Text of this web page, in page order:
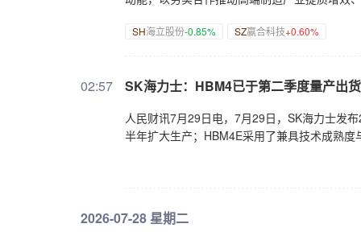
SH海立股份-0.85% SZ赢合科技+0.60%
02:57 SK海力士：HBM4已于第二季度量产出
人民财讯7月29日电，7月29日，SK海力士发
半年扩大生产；HBM4E采用了兼具技术成熟
2026-07-28 星期二